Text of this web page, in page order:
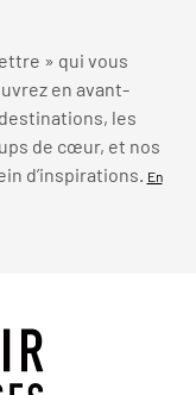
» qui vous
en avant-
les
de cœur, et nos
d’inspirations.
En